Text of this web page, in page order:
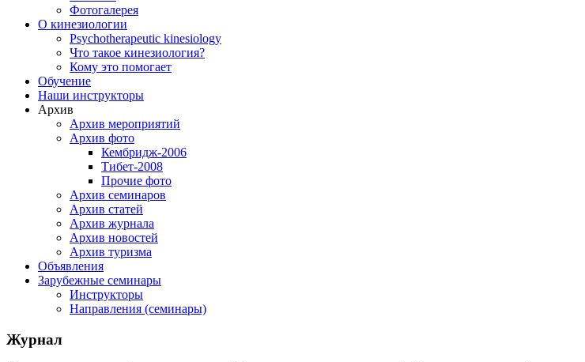
Фотогалерея
О кинезиологии
Psychotherapeutic kinesiology
Что такое кинезиология?
Кому это помогает
Обучение
Наши инструкторы
Архив
Архив мероприятий
Архив фото
Кембридж-2006
Тибет-2008
Прочие фото
Архив семинаров
Архив статей
Архив журнала
Архив новостей
Архив туризма
Объявления
Зарубежные семинары
Инструкторы
Направления (семинары)
Журнал